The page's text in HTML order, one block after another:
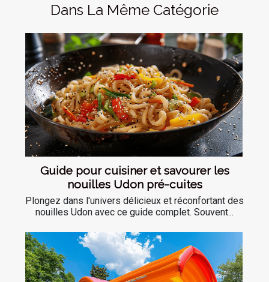
Dans La Même Catégorie
Guide pour cuisiner et savourer les
nouilles Udon pré-cuites
Plongez dans l'univers délicieux et réconfortant des
nouilles Udon avec ce guide complet. Souvent...